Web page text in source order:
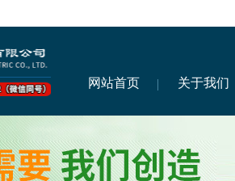
网站首页 关于我们